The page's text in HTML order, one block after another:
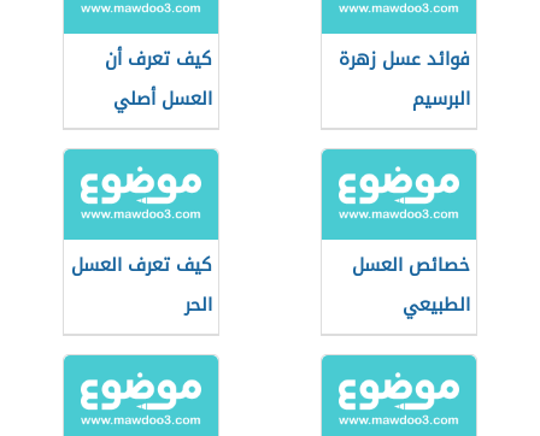
فوائد عسل زهرة
البرسيم
كيف تعرف أن
العسل أصلي
خصائص العسل
الطبيعي
كيف تعرف العسل
الحر